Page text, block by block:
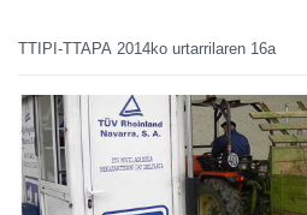
TTIPI-TTAPA 2014ko urtarrilaren 16a